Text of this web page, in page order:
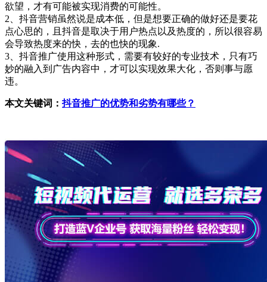
欲望，才有可能被实现消费的可能性。
2、抖音营销虽然说是成本低，但是想要正确的做好还是要花
点心思的，且抖音是取决于用户热点以及热度的，所以很容易
会导致热度来的快，去的也快的现象.
3、抖音推广使用这种形式，需要有较好的专业技术，只有巧
妙的融入到广告内容中，才可以实现效果大化，否则事与愿
违。
本文关键词：抖音推广的优势和劣势有哪些？